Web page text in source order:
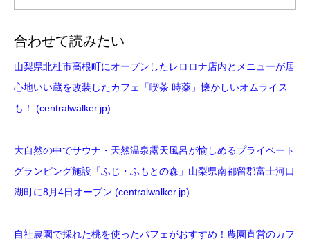
合わせて読みたい
山梨県北杜市高根町にオープンしたレロロナ店内とメニューが居
心地いい蔵を改装したカフェ「喫茶 時薬」懐かしいオムライス
も！ (centralwalker.jp)
大自然の中でサウナ・天然温泉露天風呂が愉しめるプライベート
グランピング施設「ふじ・ふもとの森」山梨県南都留郡富士河口
湖町に8月4日オープン (centralwalker.jp)
自社農園で採れた桃を使ったパフェがおすすめ！農園直営のカフ